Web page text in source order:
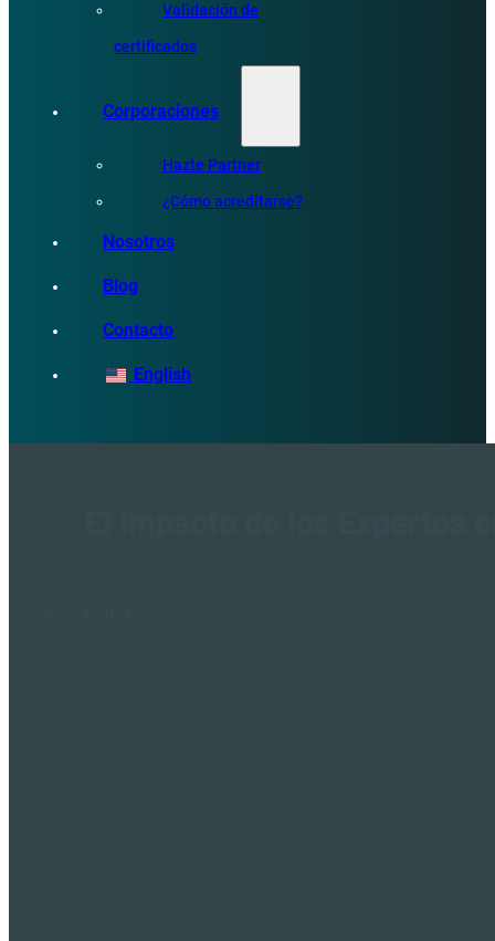
Validación de
certificados
Corporaciones
Hazte Partner
¿Cómo acreditarse?
Nosotros
Blog
Contacto
English